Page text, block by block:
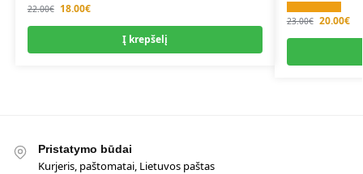
22.00€ 18.00€
Į krepšelį
23.00€ 20.00€
Pristatymo būdai
Kurjeris, paštomatai, Lietuvos paštas